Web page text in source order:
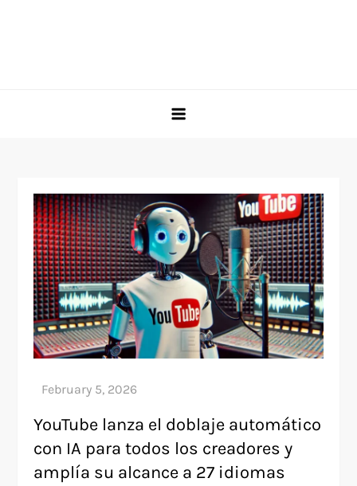
YouTube lanza el doblaje automático
con IA para todos los creadores y
amplía su alcance a 27 idiomas